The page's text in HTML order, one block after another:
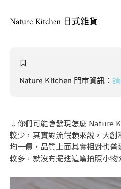
Nature Kitchen 日式雜貨
Nature Kitchen 門市資訊：
↓你們可能會發現怎麼 Nature
較少，其實對流氓顆來說，大
均一價，品質上面其實相對也
較多，就沒有擺進這篇拍照小物